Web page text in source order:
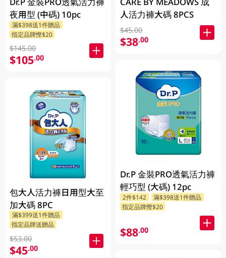
夜用型 (中碼) 10pc
滿$398送1件贈品
指定品牌慳$20
$145.00
$105.00
包大人活力褲日用型大至
加大碼 8PC
滿$399送1件贈品
指定品牌送贈品
$53.00
$45.00
人活力褲大碼 8PCS
$45.00
$38.00
Dr.P 金裝PRO透氣活力褲
輕巧型 (大碼) 12pc
2件$142
滿$398送1件贈品
指定品牌慳$20
$88.00